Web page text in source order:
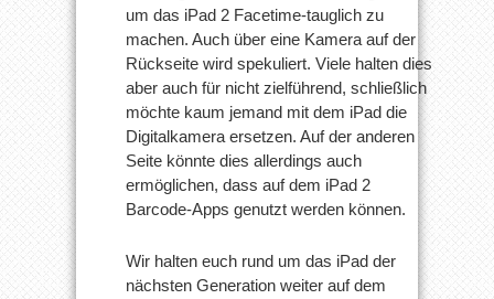
um das iPad 2 Facetime-tauglich zu
machen. Auch über eine Kamera auf der
Rückseite wird spekuliert. Viele halten dies
aber auch für nicht zielführend, schließlich
möchte kaum jemand mit dem iPad die
Digitalkamera ersetzen. Auf der anderen
Seite könnte dies allerdings auch
ermöglichen, dass auf dem iPad 2
Barcode-Apps genutzt werden können.
Wir halten euch rund um das iPad der
nächsten Generation weiter auf dem